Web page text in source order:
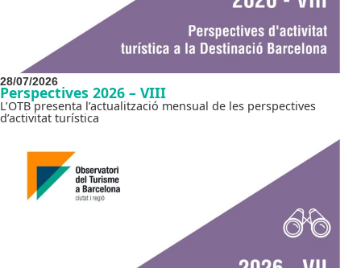
28/07/2026
Perspectives 2026 – VIII
L’OTB presenta l’actualització mensual de les perspectives
d’activitat turística